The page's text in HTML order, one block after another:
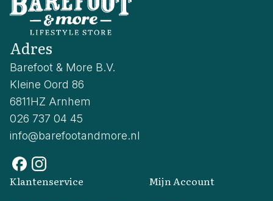
Adres
Barefoot & More B.V.
Kleine Oord 86
6811HZ Arnhem
026 737 04 45
info@barefootandmore.nl
Klantenservice Mijn Account